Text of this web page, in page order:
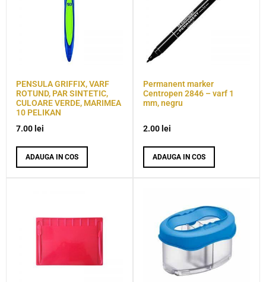
PENSULA GRIFFIX, VARF
ROTUND, PAR SINTETIC,
CULOARE VERDE, MARIMEA
10 PELIKAN
7.00 lei
ADAUGA IN COS
Permanent marker
Centropen 2846 – varf 1
mm, negru
2.00 lei
ADAUGA IN COS